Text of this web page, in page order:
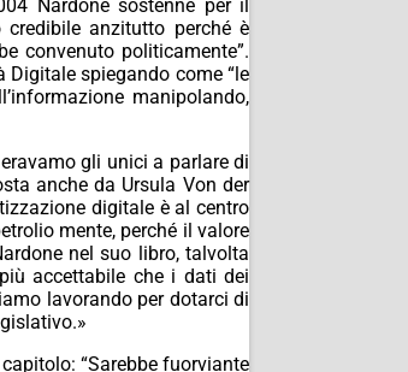
Nardone sostenne per il
credibile anzitutto perché è
convenuto politicamente”.
spiegando come “le
manipolando,
gli unici a parlare di
anche da Ursula Von der
digitale è al centro
mente, perché il valore
nel suo libro, talvolta
accettabile che i dati dei
lavorando per dotarci di
“Sarebbe fuorviante